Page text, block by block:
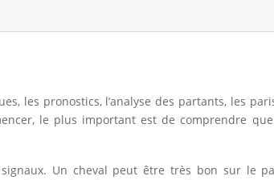
les pronostics, l’analyse des partants, les
le plus important est de comprendre que
Un cheval peut être très bon sur le